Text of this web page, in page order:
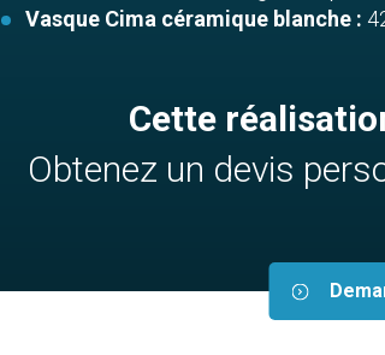
Vasque Cima céramique blanche :
Cette
Obtenez un devis